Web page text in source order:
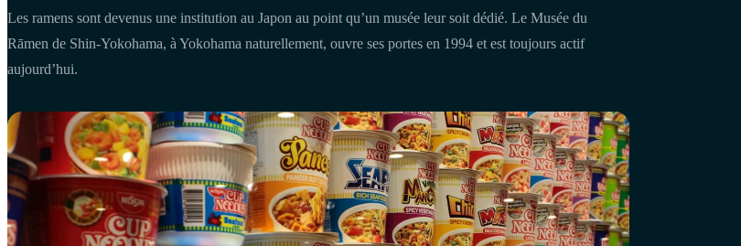
Les ramens sont devenus une institution au Japon au point qu’un musée leur soit dédié. Le Musée du
Rāmen de Shin-Yokohama, à Yokohama naturellement, ouvre ses portes en 1994 et est toujours actif
aujourd’hui.